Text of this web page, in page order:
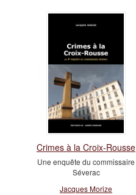
Crimes à la Croix-Rousse
Une enquête du commissaire
Séverac
Jacques Morize